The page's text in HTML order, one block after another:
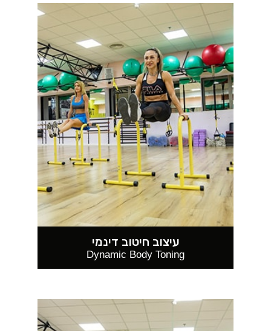
עיצוב חיטוב דינמי
Dynamic Body Toning